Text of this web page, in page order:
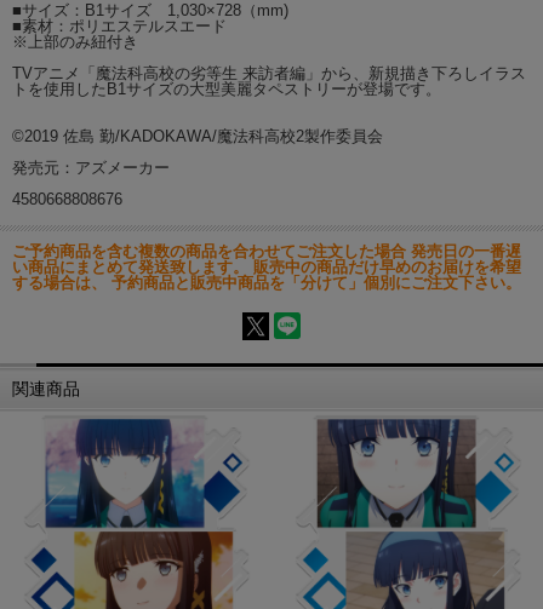
■サイズ：B1サイズ 1,030×728（mm)
■素材：ポリエステルスエード
※上部のみ紐付き
TVアニメ「魔法科高校の劣等生 来訪者編」から、新規描き下ろしイラス
トを使用したB1サイズの大型美麗タペストリーが登場です。
©2019 佐島 勤/KADOKAWA/魔法科高校2製作委員会
発売元：アズメーカー
4580668808676
ご予約商品を含む複数の商品を合わせてご注文した場合 発売日の一番遅
い商品にまとめて発送致します。 販売中の商品だけ早めのお届けを希望
する場合は、 予約商品と販売中商品を「分けて」個別にご注文下さい。
関連商品